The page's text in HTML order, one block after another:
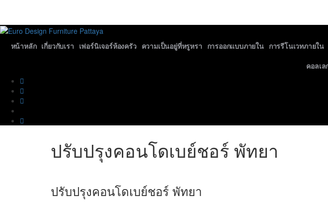
หน้าหลัก เกี่ยวกับเรา เฟอร์นิเจอร์ห้องครัว ความเป็นอยู่ที่หรูหรา การออกแบบภายใน การรีโนเวทภายใน
คอลเ
ปรับปรุงคอนโดเบย์ชอร์ พัทยา
ปรับปรุงคอนโดเบย์ชอร์ พัทยา